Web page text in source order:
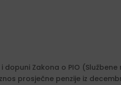
Zakona o PIO
prosječne penzije iz